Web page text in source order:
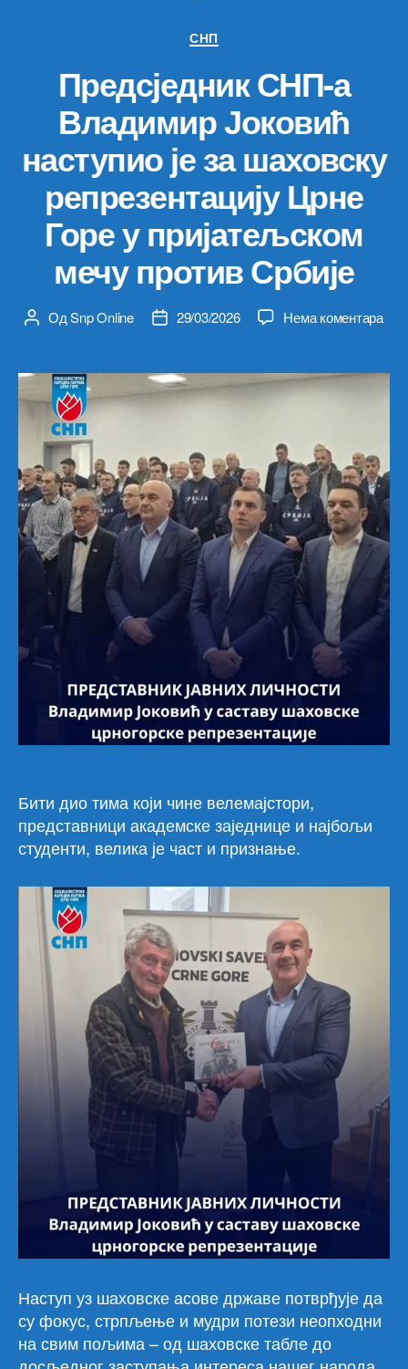
Категорије
СНП
Предсједник СНП-а
Владимир Јоковић
наступио је за шаховску
репрезентацију Црне
Горе у пријатељском
мечу против Србије
Аутор
ОдSnp Online
Датум29/03/2026 Нема коментарана
а
за
у
Бити дио тима који чине велемајстори,
представници академске заједнице и најбољи
студенти, велика је част и признање.
Наступ уз шаховске асове државе потврђује да
су фокус, стрпљење и мудри потези неопходни
на свим пољима – од шаховске табле до